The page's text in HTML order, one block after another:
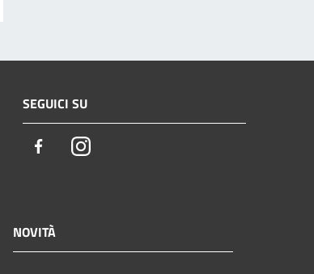
SEGUICI SU
FacebookInstagram
NOVITÀ